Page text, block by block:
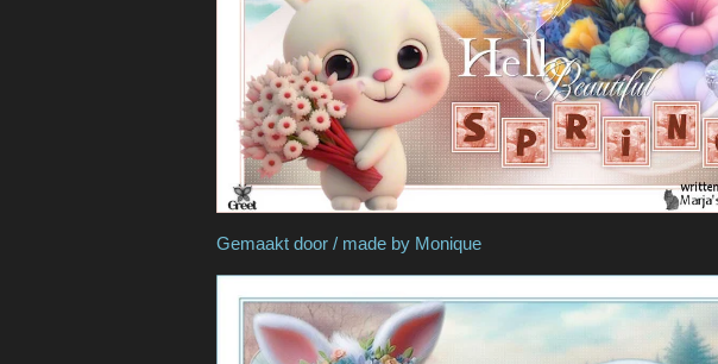
Gemaakt door / made by Monique